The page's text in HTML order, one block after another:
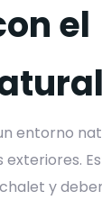
el
entorno
y